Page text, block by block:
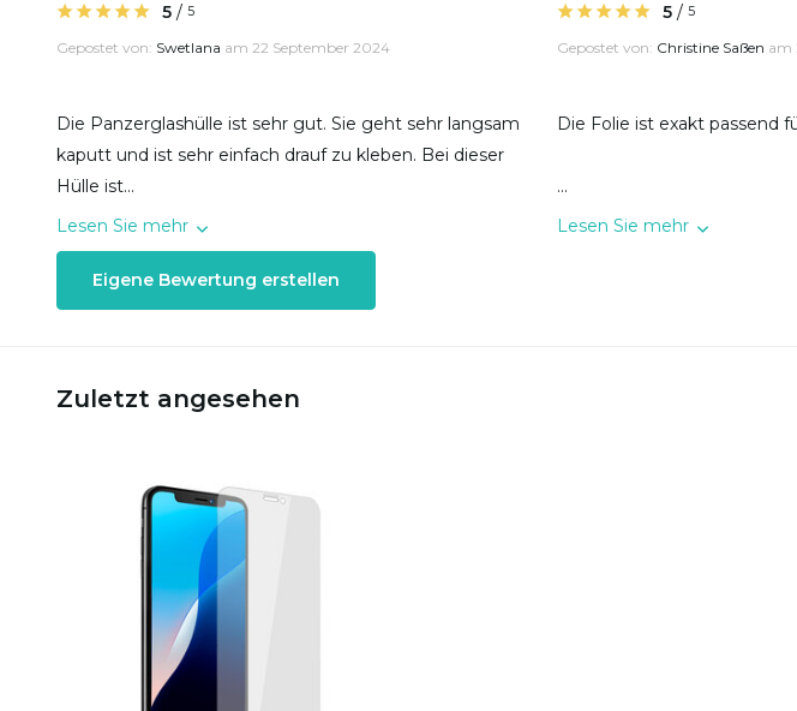
5 / 5
Gepostet von: Swetlana am 22 September 2024
Die Panzerglashülle ist sehr gut. Sie geht sehr langsam
kaputt und ist sehr einfach drauf zu kleben. Bei dieser
Hülle ist...
Lesen Sie mehr
5/ 5
Gepostet von: Christine Saßen am
Die Folie ist exakt passend
...
Lesen Sie mehr
Eigene Bewertung erstellen
Zuletzt angesehen